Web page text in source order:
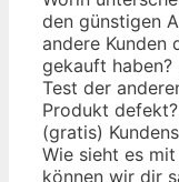
den günstigen
andere Kunden
gekauft
Test der
Produkt
(gratis)
Wie sieht es
können wir dir